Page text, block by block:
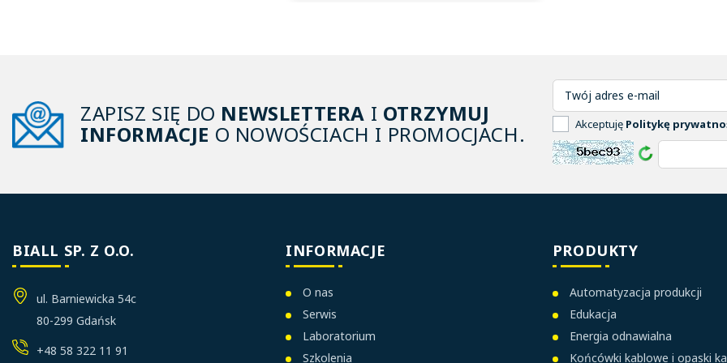
ZAPISZ SIĘ DO NEWSLETTERA I OTRZYMUJ
INFORMACJE O NOWOŚCIACH I PROMOCJACH. Akceptuję Politykę
BIALL SP. Z O.O.
ul. Barniewicka 54c
80-299 Gdańsk
+48 58 322 11 91
INFORMACJE
O nas
Serwis
Laboratorium
Szkolenia
PRODUKTY
Automatyzacja produkcji
Edukacja
Energia odnawialna
Końcówki kablowe i opaski